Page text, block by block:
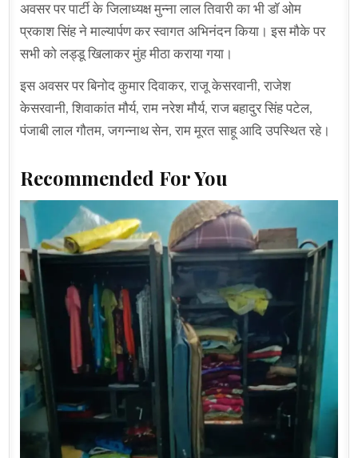
अवसर पर पार्टी के जिलाध्यक्ष मुन्ना लाल तिवारी का भी डॉ ओम
प्रकाश सिंह ने माल्यार्पण कर स्वागत अभिनंदन किया। इस मौके पर
सभी को लड्डू खिलाकर मुंह मीठा कराया गया।
इस अवसर पर बिनोद कुमार दिवाकर, राजू केसरवानी, राजेश
केसरवानी, शिवाकांत मौर्य, राम नरेश मौर्य, राज बहादुर सिंह पटेल,
पंजाबी लाल गौतम, जगन्नाथ सेन, राम मूरत साहू आदि उपस्थित रहे।
Recommended For You